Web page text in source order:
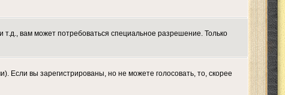
вам может потребоваться специальное разрешение. Только
Если вы зарегистрированы, но не можете голосовать, то, скорее